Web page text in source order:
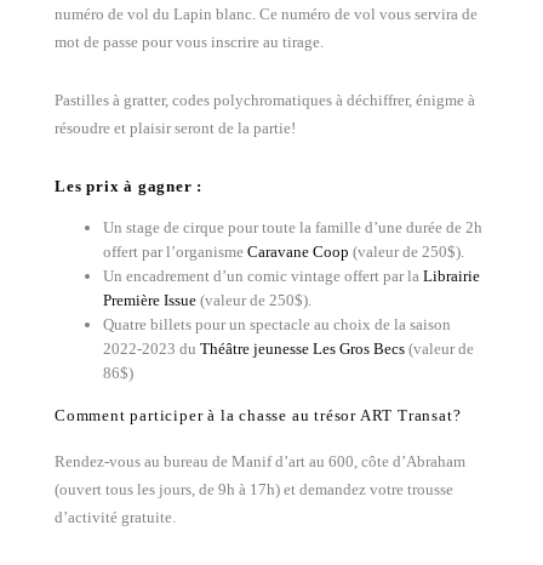
numéro de vol du Lapin blanc. Ce numéro de vol vous servira de
mot de passe pour vous inscrire au tirage.
Pastilles à gratter, codes polychromatiques à déchiffrer, énigme à
résoudre et plaisir seront de la partie!
Les prix à gagner :
Un stage de cirque pour toute la famille d’une durée de 2h
offert par l’organisme Caravane Coop (valeur de 250$).
Un encadrement d’un comic vintage offert par la Librairie
Première Issue (valeur de 250$).
Quatre billets pour un spectacle au choix de la saison
2022-2023 du Théâtre jeunesse Les Gros Becs (valeur de
86$)
Comment participer à la chasse au trésor ART Transat?
Rendez-vous au bureau de Manif d’art au 600, côte d’Abraham
(ouvert tous les jours, de 9h à 17h) et demandez votre trousse
d’activité gratuite.